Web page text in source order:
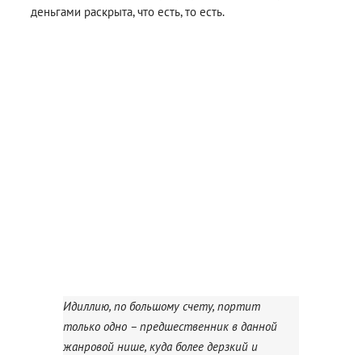
деньгами раскрыта, что есть, то есть.
Идиллию, по большому счету, портит
только одно – предшественник в данной
жанровой нише, куда более дерзкий и